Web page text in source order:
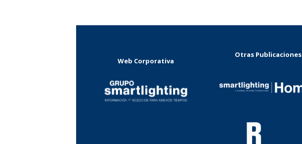
Web Corporativa
Otras Publicaciones